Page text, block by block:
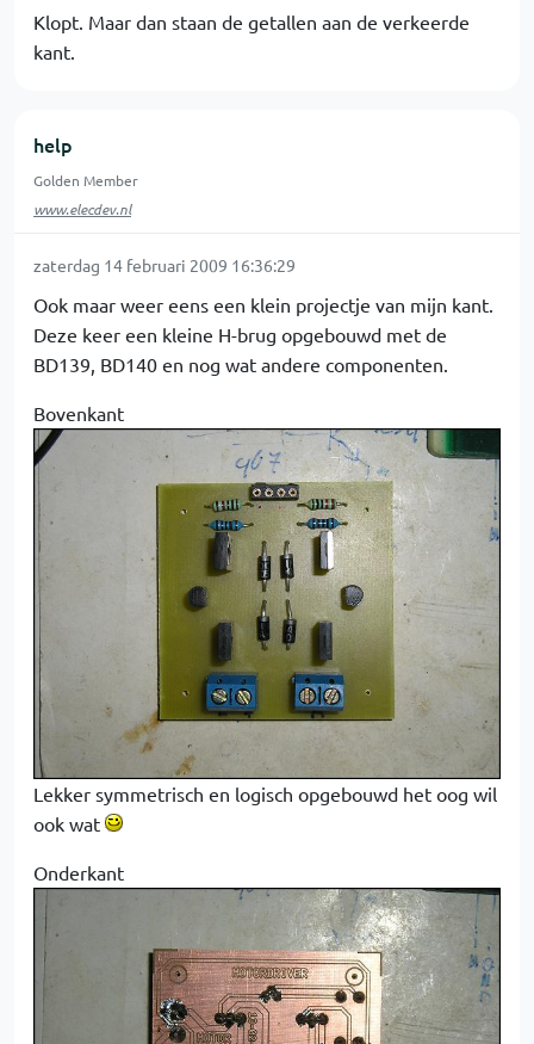
Klopt. Maar dan staan de getallen aan de verkeerde
kant.
help
Golden Member
www.elecdev.nl
zaterdag 14 februari 2009 16:36:29
Ook maar weer eens een klein projectje van mijn kant.
Deze keer een kleine H-brug opgebouwd met de
BD139, BD140 en nog wat andere componenten.
Bovenkant
Lekker symmetrisch en logisch opgebouwd het oog wil
ook wat
Onderkant